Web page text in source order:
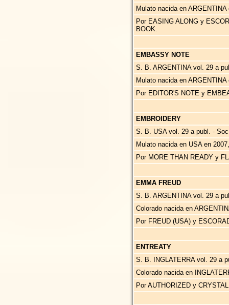
Mulato nacida en
Por EASING ALONG y
BOOK.
EMBASSY NOTE
S. B. ARGENTINA vol. 29 a
Mulato nacida en
Por EDITOR'S NOTE y
EMBROIDERY
S. B. USA vol. 29 a publ. -
Mulato nacida en USA en
Por MORE THAN READY y
EMMA FREUD
S. B. ARGENTINA vol. 29 a
Colorado nacida en
Por FREUD (USA) y
ENTREATY
S. B. INGLATERRA vol. 29 a
Colorado nacida en
Por AUTHORIZED y